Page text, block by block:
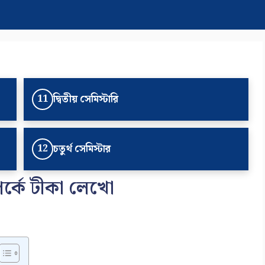
11 দ্বিতীয় সেমিস্টারি
12 চতুর্থ সেমিস্টার
টীকা লেখো